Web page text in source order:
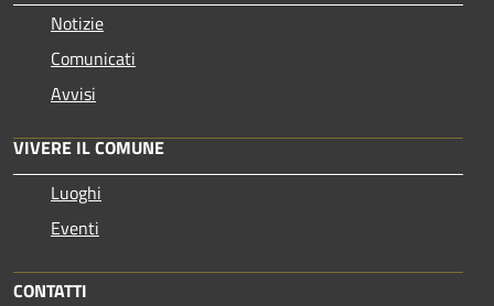
Notizie
Comunicati
Avvisi
VIVERE IL COMUNE
Luoghi
Eventi
CONTATTI